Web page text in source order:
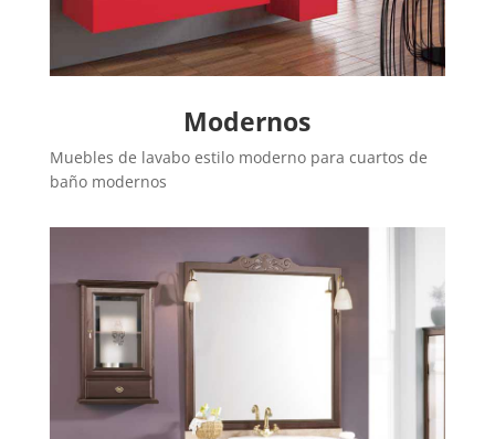
Modernos
Muebles de lavabo estilo moderno para cuartos de
baño modernos